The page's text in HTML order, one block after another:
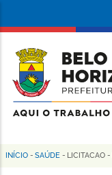
conteúdo
principal
da
Prefeitura
de
Horizonte
Trilha
INÍCIO - SAÚDE - LICITACAO -